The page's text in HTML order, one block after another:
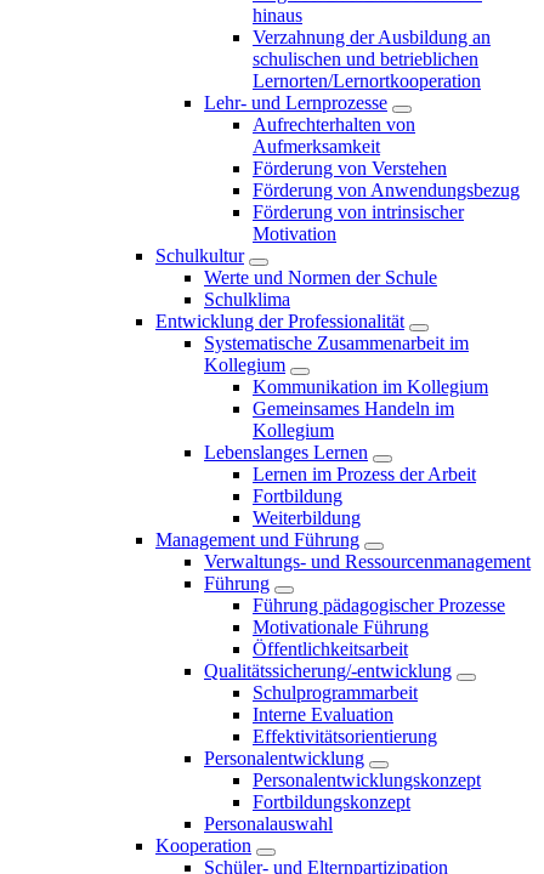
hinaus
Verzahnung der Ausbildung an
schulischen und betrieblichen
Lernorten/Lernortkooperation
Lehr- und Lernprozesse
Aufrechterhalten von
Aufmerksamkeit
Förderung von Verstehen
Förderung von Anwendungsbezug
Förderung von intrinsischer
Motivation
Schulkultur
Werte und Normen der Schule
Schulklima
Entwicklung der Professionalität
Systematische Zusammenarbeit im
Kollegium
Kommunikation im Kollegium
Gemeinsames Handeln im
Kollegium
Lebenslanges Lernen
Lernen im Prozess der Arbeit
Fortbildung
Weiterbildung
Management und Führung
Verwaltungs- und Ressourcenmanagement
Führung
Führung pädagogischer Prozesse
Motivationale Führung
Öffentlichkeitsarbeit
Qualitätssicherung/-entwicklung
Schulprogrammarbeit
Interne Evaluation
Effektivitätsorientierung
Personalentwicklung
Personalentwicklungskonzept
Fortbildungskonzept
Personalauswahl
Kooperation
Schüler- und Elternpartizipation